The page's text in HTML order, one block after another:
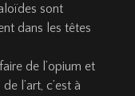
sont
dans les têtes
de l’opium et
l’art, c’est à